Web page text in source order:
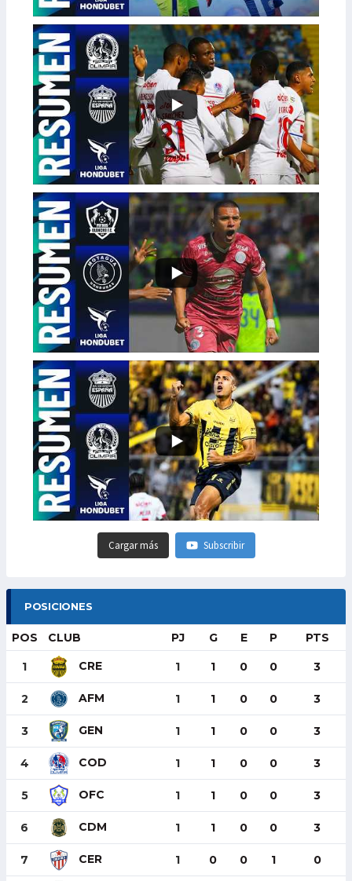
Cargar más Subscribir
POSICIONES
POS CLUB PJ G E P PTS
1 CRE 1 1 0 0 3
2 AFM 1 1 0 0 3
3 GEN 1 1 0 0 3
4 COD 1 1 0 0 3
5 OFC 1 1 0 0 3
6 CDM 1 1 0 0 3
7 CER 1 0 0 1 0